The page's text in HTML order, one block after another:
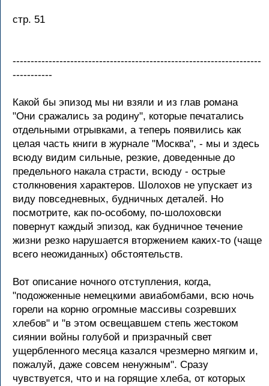
стр. 51
---------------------------------------------------------------------
-----------
Какой бы эпизод мы ни взяли и из глав романа
"Они сражались за родину", которые печатались
отдельными отрывками, а теперь появились как
целая часть книги в журнале "Москва", - мы и здесь
всюду видим сильные, резкие, доведенные до
предельного накала страсти, всюду - острые
столкновения характеров. Шолохов не упускает из
виду повседневных, будничных деталей. Но
посмотрите, как по-особому, по-шолоховски
повернут каждый эпизод, как будничное течение
жизни резко нарушается вторжением каких-то (чаще
всего неожиданных) обстоятельств.
Вот описание ночного отступления, когда,
"подожженные немецкими авиабомбами, всю ночь
горели на корню огромные массивы созревших
хлебов" и "в этом освещавшем степь жестоком
сиянии войны голубой и призрачный свет
ущербленного месяца казался чрезмерно мягким и,
пожалуй, даже совсем ненужным". Сразу
чувствуется, что и на горящие хлеба, от которых